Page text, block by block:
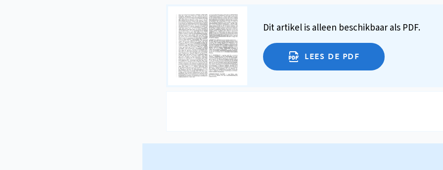
Dit artikel is alleen beschikbaar als PDF.
LEES DE PDF